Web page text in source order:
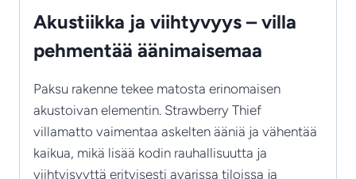
Akustiikka ja viihtyvyys – villa
pehmentää äänimaisemaa
Paksu rakenne tekee matosta erinomaisen
akustoivan elementin. Strawberry Thief
villamatto vaimentaa askelten ääniä ja vähentää
kaikua, mikä lisää kodin rauhallisuutta ja
viihtyisyyttä erityisesti avarissa tiloissa ja